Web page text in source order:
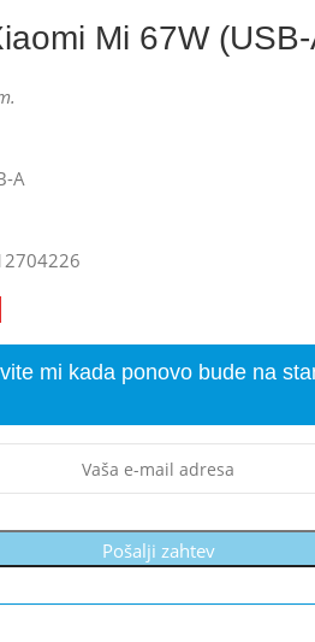
Mi 67W (USB-
A
mi kada ponovo bude na
Pošalji zahtev